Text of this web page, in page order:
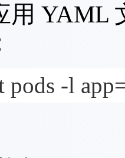
用 YAML
pods -l